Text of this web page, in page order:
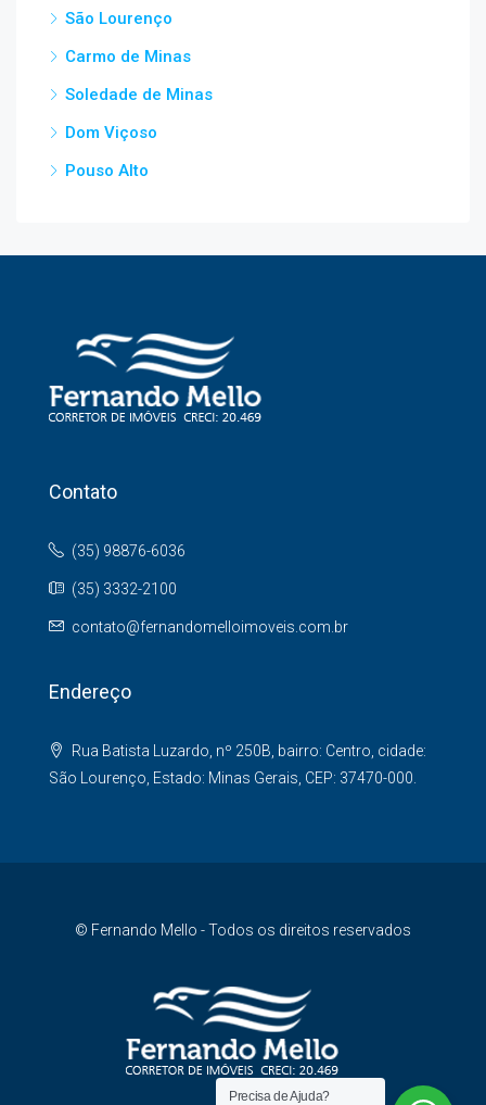
São Lourenço
Carmo de Minas
Soledade de Minas
Dom Viçoso
Pouso Alto
Contato
(35) 98876-6036
(35) 3332-2100
contato@fernandomelloimoveis.com.br
Endereço
Rua Batista Luzardo, nº 250B, bairro: Centro, cidade:
São Lourenço, Estado: Minas Gerais, CEP: 37470-000.
© Fernando Mello - Todos os direitos reservados
Precisa de Ajuda?